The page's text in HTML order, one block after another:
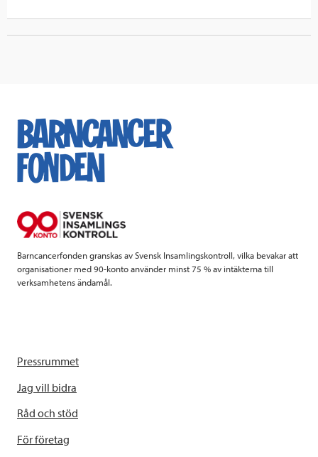
Barncancerfonden granskas av Svensk Insamlingskontroll, vilka bevakar att
organisationer med 90-konto använder minst 75 % av intäkterna till
verksamhetens ändamål.
Pressrummet
Jag vill bidra
Råd och stöd
För företag